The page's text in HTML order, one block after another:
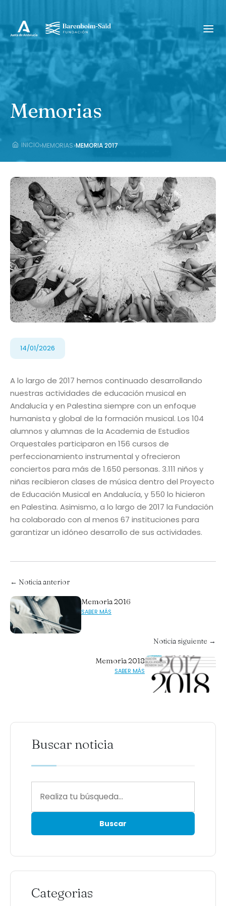
Memorias
INICIO›MEMORIAS›MEMORIA 2017
14/01/2026
A lo largo de 2017 hemos continuado desarrollando
nuestras actividades de educación musical en
Andalucía y en Palestina siempre con un enfoque
humanista y global de la formación musical. Los 104
alumnos y alumnas de la Academia de Estudios
Orquestales participaron en 156 cursos de
perfeccionamiento instrumental y ofrecieron
conciertos para más de 1.650 personas. 3.111 niños y
niñas recibieron clases de música dentro del Proyecto
de Educación Musical en Andalucía, y 550 lo hicieron
en Palestina. Asimismo, a lo largo de 2017 la Fundación
ha colaborado con al menos 67 instituciones para
garantizar un idóneo desarrollo de sus actividades.
← Noticia anterior
Memoria 2016
SABER MÁS
Noticia siguiente →
Memoria 2018
SABER MÁS
Buscar noticia
Categorias